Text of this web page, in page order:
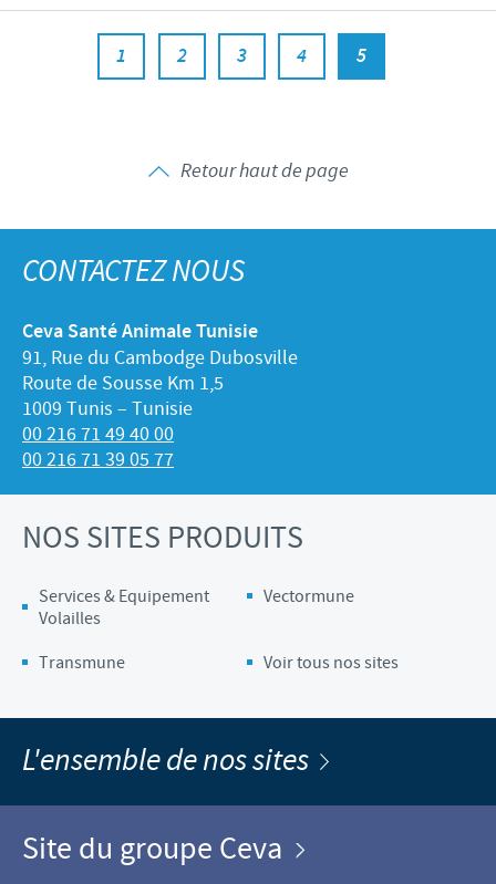
1 2 3 4 5
Retour haut de page
CONTACTEZ NOUS
Ceva Santé Animale Tunisie
91, Rue du Cambodge Dubosville
Route de Sousse Km 1,5
1009 Tunis – Tunisie
00 216 71 49 40 00
00 216 71 39 05 77
NOS SITES PRODUITS
Services & Equipement
Volailles
Vectormune
Transmune Voir tous nos sites
L'ensemble de nos sites
Site du groupe Ceva